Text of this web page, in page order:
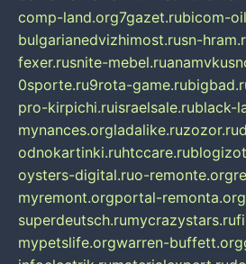
comp-land.org7gazet.rubicom-
bulgarianedvizhimost.rusn-
fexer.rusnite-mebel.ru
0sporte.ru9rota-game.ru
pro-kirpichi.ruisraelsale.rublack-
mynances.orgladalike.ruzozor.ru
odnokartinki.ruhtccare.ru
oysters-digital.ruo-remonte.org
myremont.orgportal-remonta.org
superdeutsch.rumycrazystars.ru
mypetslife.orgwarren-buffett.org